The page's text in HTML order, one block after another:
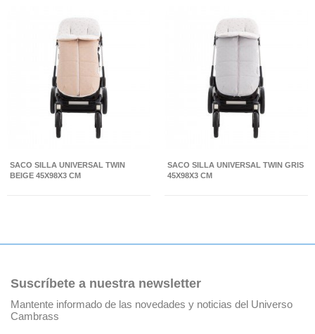
SACO SILLA UNIVERSAL TWIN
BEIGE 45X98X3 CM
SACO SILLA UNIVERSAL TWIN GRIS
45X98X3 CM
Suscríbete a nuestra newsletter
Mantente informado de las novedades y noticias del Universo
Cambrass